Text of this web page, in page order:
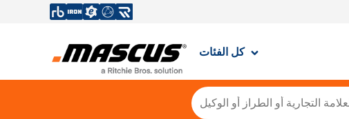
كل الفئات